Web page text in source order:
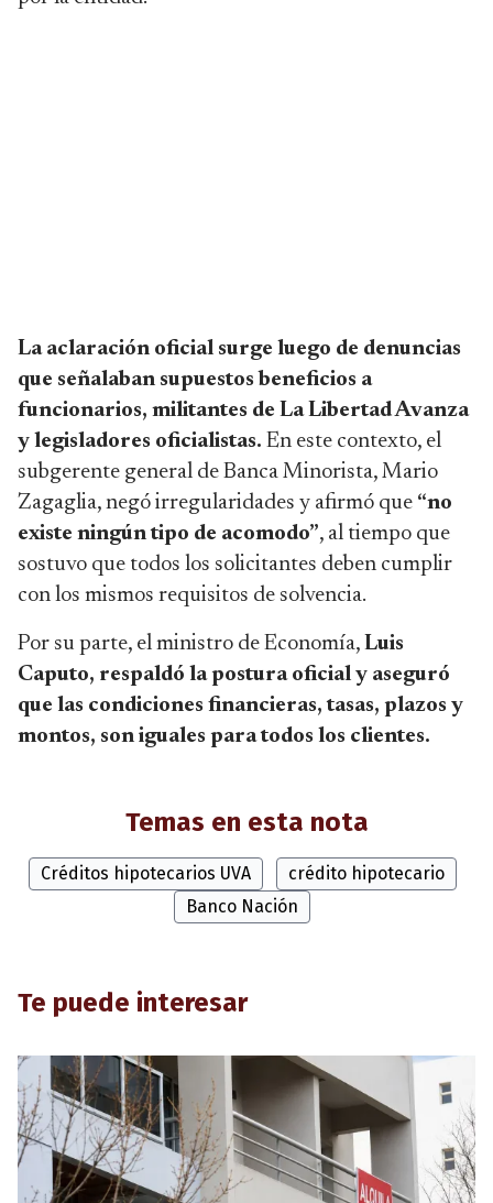
La aclaración oficial surge luego de denuncias
que señalaban supuestos beneficios a
funcionarios, militantes de La Libertad Avanza
y legisladores oficialistas. En este contexto, el
subgerente general de Banca Minorista, Mario
Zagaglia, negó irregularidades y afirmó que “no
existe ningún tipo de acomodo”, al tiempo que
sostuvo que todos los solicitantes deben cumplir
con los mismos requisitos de solvencia.
Por su parte, el ministro de Economía, Luis
Caputo, respaldó la postura oficial y aseguró
que las condiciones financieras, tasas, plazos y
montos, son iguales para todos los clientes.
Temas en esta nota
Créditos hipotecarios UVA
crédito hipotecario
Banco Nación
Te puede interesar